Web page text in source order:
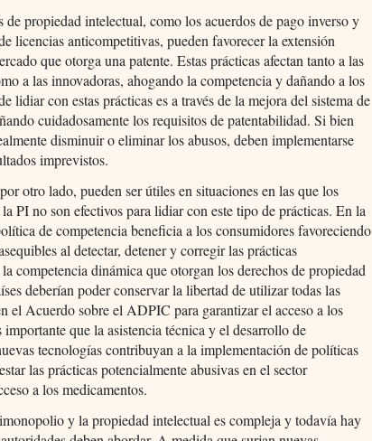
de propiedad intelectual, como los acuerdos de pago inverso y
licencias anticompetitivas, pueden favorecer la extensión
que otorga una patente. Estas prácticas afectan tanto a las
a las innovadoras, ahogando la competencia y dañando a los
lidiar con estas prácticas es a través de la mejora del sistema de
cuidadosamente los requisitos de patentabilidad. Si bien
disminuir o eliminar los abusos, deben implementarse
imprevistos.
otro lado, pueden ser útiles en situaciones en las que los
PI no son efectivos para lidiar con este tipo de prácticas. En la
de competencia beneficia a los consumidores favoreciendo
al detectar, detener y corregir las prácticas
competencia dinámica que otorgan los derechos de propiedad
deberían poder conservar la libertad de utilizar todas las
el Acuerdo sobre el ADPIC para garantizar el acceso a los
que la asistencia técnica y el desarrollo de
tecnologías contribuyan a la implementación de políticas
las prácticas potencialmente abusivas en el sector
a los medicamentos.
y la propiedad intelectual es compleja y todavía hay